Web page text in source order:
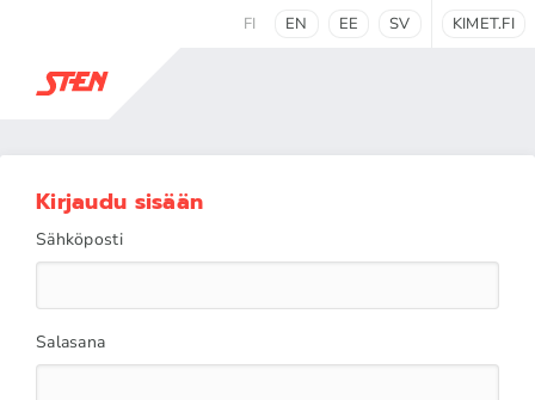
FI EN EE SV KIMET.FI
Kirjaudu sisään
Sähköposti
Salasana